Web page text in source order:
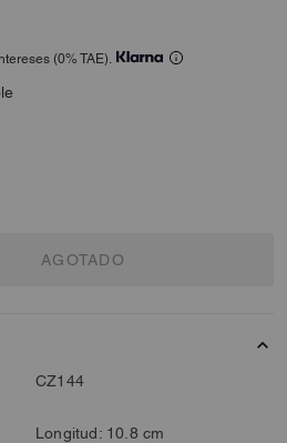
(0% TAE).
AGOTADO
CZ144
Longitud: 10.8 cm